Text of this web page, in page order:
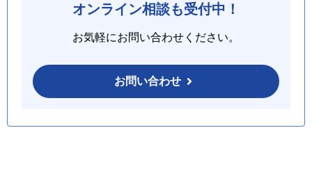
オンライン相談も受付中！
お気軽にお問い合わせください。
お問い合わせ